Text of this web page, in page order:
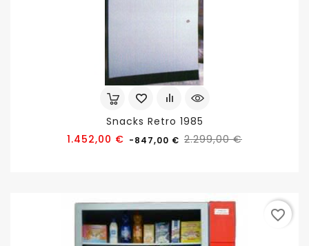
Snacks Retro 1985
1.452,00 € Precio
-847,00 € 2.299,00 €Precio
favorite_border